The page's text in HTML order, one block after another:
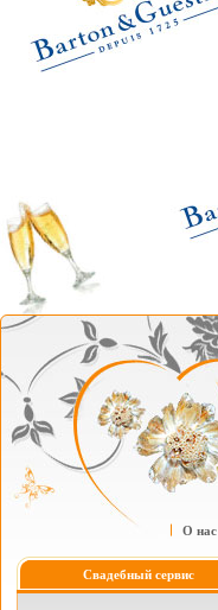
О нас
Свадебный сервис